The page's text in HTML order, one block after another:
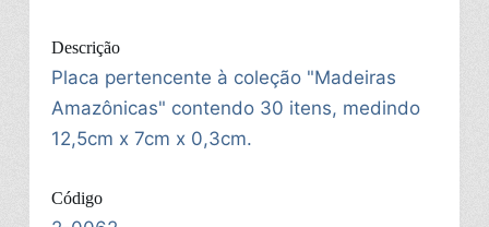
Descrição
Placa pertencente à coleção "Madeiras
Amazônicas" contendo 30 itens, medindo
12,5cm x 7cm x 0,3cm.
Código